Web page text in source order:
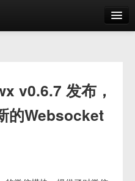
v0.6.7 发布，
的Websocket